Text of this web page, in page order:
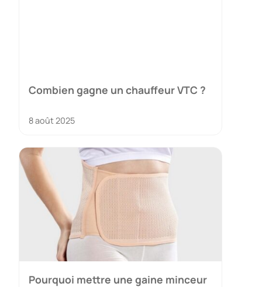
Combien gagne un chauffeur VTC ?
8 août 2025
Pourquoi mettre une gaine minceur